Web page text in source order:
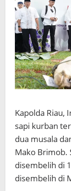
Kapolda Riau,
sapi kurban
dua musala
Mako Brimob.
disembelih di
disembelih di